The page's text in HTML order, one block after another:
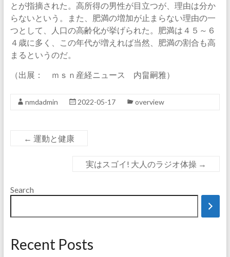
とが指摘された。高所得の男性が目立つが、理由は分か
らないという。また、肥満の増加が止まらない理由の一
つとして、人口の高齢化が挙げられた。肥満は４５～６
４歳に多く、この年代が増えれば当然、肥満の割合も高
まるというのだ。
（出展： ｍｓｎ産経ニュース 内畠嗣雅）
nmdadmin 2022-05-17 overview
← 運動と健康
実はスゴイ! 大人のラジオ体操 →
Search
Recent Posts